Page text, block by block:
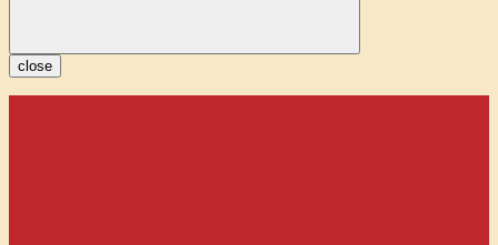
close